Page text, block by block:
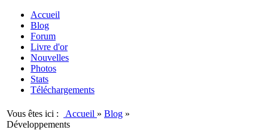
Accueil
Blog
Forum
Livre d'or
Nouvelles
Photos
Stats
Téléchargements
Vous êtes ici : Accueil » Blog »
Développements